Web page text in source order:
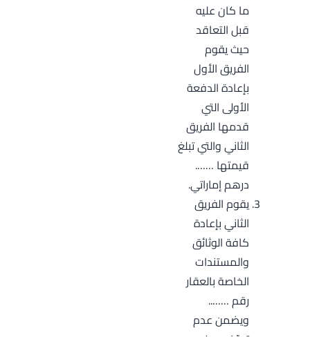
ما كان عليه
قبل التعاقد
حيث يقوم
الفريق الأول
بإعادة الدفعة
الأولى التي
قدمها الفريق
الثاني والتي تبلغ
قيمتها …….
درهم إماراتي.
يقوم الفريق
الثاني بإعادة
كافة الوثائق
والمستندات
الخاصة بالعقار
رقم ……..
ويضمن عدم